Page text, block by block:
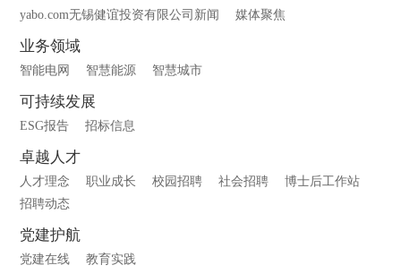
yabo.com无锡健谊投资有限公司新闻 媒体聚焦
业务领域
智能电网 智慧能源 智慧城市
可持续发展
ESG报告 招标信息
卓越人才
人才理念 职业成长 校园招聘 社会招聘
博士后工作站
招聘动态
党建护航
党建在线 教育实践